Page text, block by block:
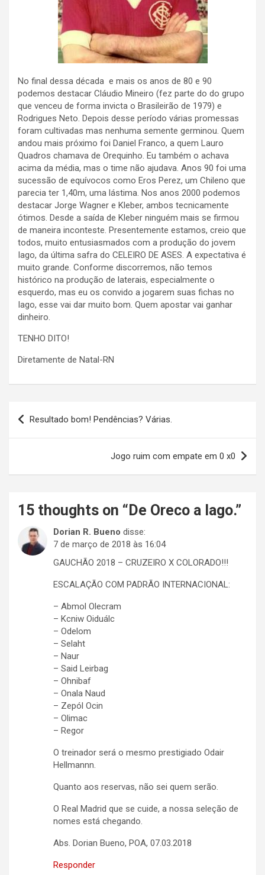
No final dessa década e mais os anos de 80 e 90
podemos destacar Cláudio Mineiro (fez parte do do grupo
que venceu de forma invicta o Brasileirão de 1979) e
Rodrigues Neto. Depois desse período várias promessas
foram cultivadas mas nenhuma semente germinou. Quem
andou mais próximo foi Daniel Franco, a quem Lauro
Quadros chamava de Orequinho. Eu também o achava
acima da média, mas o time não ajudava. Anos 90 foi uma
sucessão de equívocos como Eros Perez, um Chileno que
parecia ter 1,40m, uma lástima. Nos anos 2000 podemos
destacar Jorge Wagner e Kleber, ambos tecnicamente
ótimos. Desde a saída de Kleber ninguém mais se firmou
de maneira inconteste. Presentemente estamos, creio que
todos, muito entusiasmados com a produção do jovem
Iago, da última safra do CELEIRO DE ASES. A expectativa é
muito grande. Conforme discorremos, não temos
histórico na produção de laterais, especialmente o
esquerdo, mas eu os convido a jogarem suas fichas no
Iago, esse vai dar muito bom. Quem apostar vai ganhar
dinheiro.
TENHO DITO!
Diretamente de Natal-RN
Navegação
de
Resultado bom! Pendências? Várias.
Jogo ruim com empate em 0 x0
15 thoughts on “ De Oreco a Iago.”
Dorian R. Bueno disse:
7 de março de 2018 às 16:04
GAUCHÃO 2018 – CRUZEIRO X COLORADO!!!
ESCALAÇÃO COM PADRÃO INTERNACIONAL:
– Abmol Olecram
– Kcniw Oiduálc
– Odelom
– Selaht
– Naur
– Said Leirbag
– Ohnibaf
– Onala Naud
– Zepól Ocin
– Olimac
– Regor
O treinador será o mesmo prestigiado Odair
Hellmannn.
Quanto aos reservas, não sei quem serão.
O Real Madrid que se cuide, a nossa seleção de
nomes está chegando.
Abs. Dorian Bueno, POA, 07.03.2018
Responder